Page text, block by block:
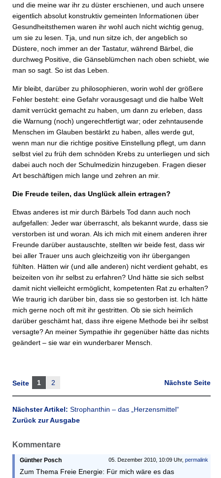
und die meine war ihr zu düster erschienen, und auch unsere
eigentlich absolut konstruktiv gemeinten Informationen über
Gesundheitsthemen waren ihr wohl auch nicht wichtig genug,
um sie zu lesen. Tja, und nun sitze ich, der angeblich so
Düstere, noch immer an der Tastatur, während Bärbel, die
durchweg Positive, die Gänseblümchen nach oben schiebt, wie
man so sagt. So ist das Leben.
Mir bleibt, darüber zu philosophieren, worin wohl der größere
Fehler besteht: eine Gefahr vorausgesagt und die halbe Welt
damit verrückt gemacht zu haben, um dann zu erleben, dass
die Warnung (noch) ungerechtfertigt war; oder zehntausende
Menschen im Glauben bestärkt zu haben, alles werde gut,
wenn man nur die richtige positive Einstellung pflegt, um dann
selbst viel zu früh dem schnöden Krebs zu unterliegen und sich
dabei auch noch der Schulmedizin hinzugeben. Fragen dieser
Art beschäftigen mich lange und zehren an mir.
Die Freude teilen, das Unglück allein ertragen?
Etwas anderes ist mir durch Bärbels Tod dann auch noch
aufgefallen: Jeder war überrascht, als bekannt wurde, dass sie
verstorben ist und woran. Als ich mich mit einem anderen ihrer
Freunde darüber austauschte, stellten wir beide fest, dass wir
bei aller Trauer uns auch gleichzeitig von ihr übergangen
fühlten. Hätten wir (und alle anderen) nicht verdient gehabt, es
beizeiten von ihr selbst zu erfahren? Und hätte sie sich selbst
damit nicht vielleicht ermöglicht, kompetenten Rat zu erhalten?
Wie traurig ich darüber bin, dass sie so gestorben ist. Ich hätte
mich gerne noch oft mit ihr gestritten. Ob sie sich heimlich
darüber geschämt hat, dass ihre eigene Methode bei ihr selbst
versagte? An meiner Sympathie ihr gegenüber hätte das nichts
geändert – sie war ein wunderbarer Mensch.
Nächste Seite
Seite 1 2
Nächster Artikel: Strophanthin – das „Herzensmittel“
Zurück zur Ausgabe
Kommentare
05. Dezember 2010, 10:09 Uhr, permalink
Günther Posch
Zum Thema Freie Energie: Für mich wäre es das